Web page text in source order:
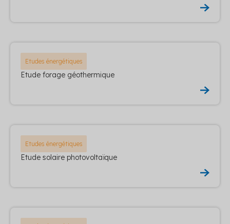
Etudes énergétiques
Etude forage géothermique
Etudes énergétiques
Etude solaire photovoltaïque